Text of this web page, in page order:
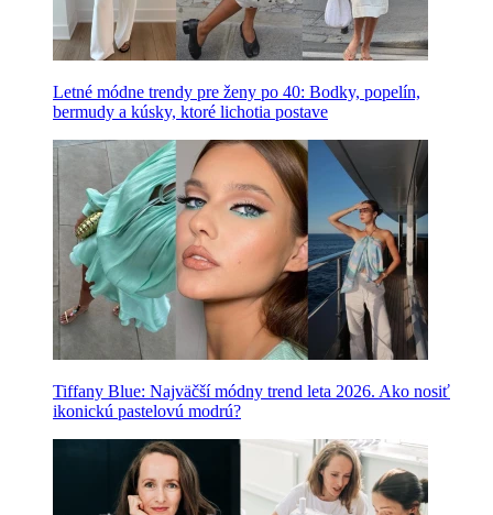
Letné módne trendy pre ženy po 40: Bodky, popelín,
bermudy a kúsky, ktoré lichotia postave
Tiffany Blue: Najväčší módny trend leta 2026. Ako nosiť
ikonickú pastelovú modrú?